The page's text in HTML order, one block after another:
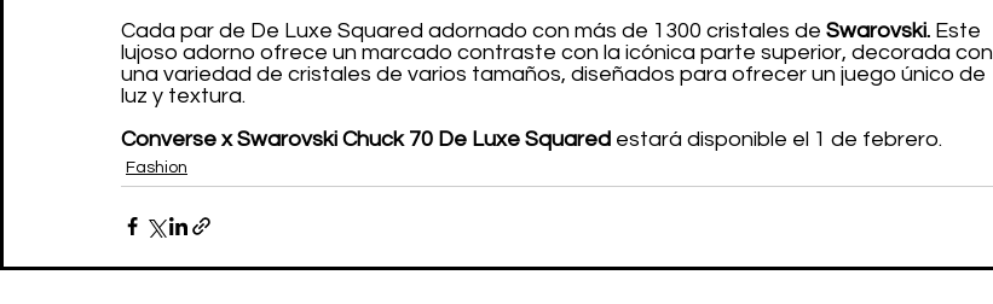
Cada par de De Luxe Squared adornado con más de 1300 cristales de Swarovski. Este
lujoso adorno ofrece un marcado contraste con la icónica parte superior, decorada con
una variedad de cristales de varios tamaños, diseñados para ofrecer un juego único de
luz y textura.
Converse x Swarovski Chuck 70 De Luxe Squared estará disponible el 1 de febrero.
Fashion